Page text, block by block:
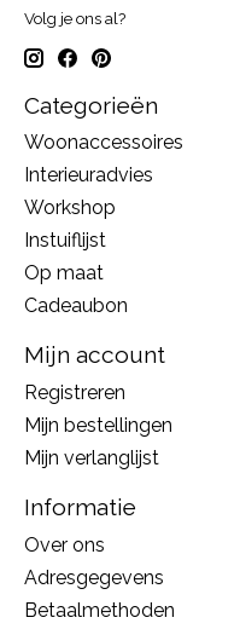
Volg je ons al?
Categorieën
Woonaccessoires
Interieuradvies
Workshop
Instuiflijst
Op maat
Cadeaubon
Mijn account
Registreren
Mijn bestellingen
Mijn verlanglijst
Informatie
Over ons
Adresgegevens
Betaalmethoden